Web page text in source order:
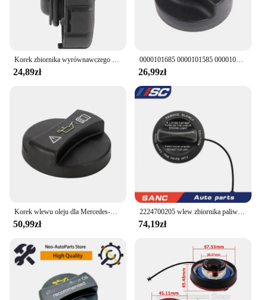
24,89zł
0000101685 0000101585 0000101485 0000100285 0000101285 Korek wlewu oleju silnikowego do Mercedes Benz W212
26,99zł
50,99zł
2224700205 wlew zbiornika paliwa pokrywa dla mercedes-benz C160 C180 C200 GLC300 S450 OE 2224700405 A2224700005 A2224700405 A2224700205
74,19zł